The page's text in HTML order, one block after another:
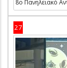
8ο Πανηλειακό
27